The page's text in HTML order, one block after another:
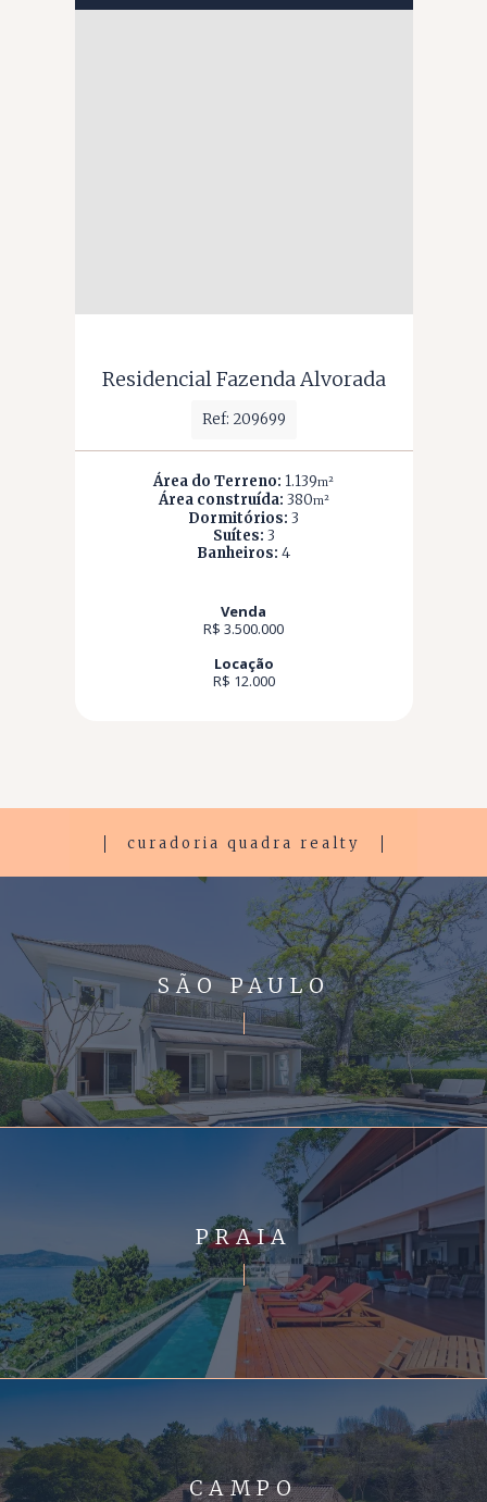
Residencial Fazenda Alvorada
Ref: 209699
Área do Terreno: 1.139m²
Área construída: 380m²
Dormitórios: 3
Suítes: 3
Banheiros: 4
Venda
R$ 3.500.000
Locação
R$ 12.000
curadoria quadra realty
SÃO PAULO
PRAIA
CAMPO